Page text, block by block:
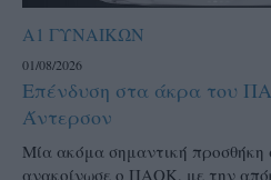
Α1 ΓΥΝΑΙΚΩΝ
01/08/2026
Επένδυση στα άκρα του
Άντερσον
Μία ακόμα σημαντική προσθήκη
ανακοίνωσε ο ΠΑΟΚ, με την